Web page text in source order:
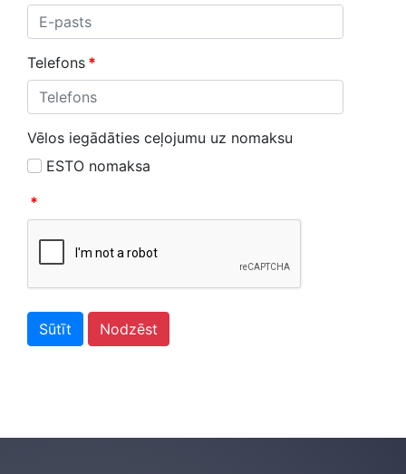
Telefons *
Vēlos iegādāties ceļojumu uz nomaksu
ESTO nomaksa
*
Sūtīt Nodzēst